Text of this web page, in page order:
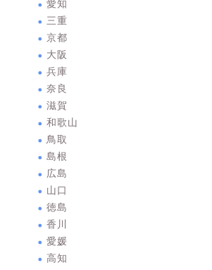
愛知
三重
京都
大阪
兵庫
奈良
滋賀
和歌山
鳥取
島根
広島
山口
徳島
香川
愛媛
高知